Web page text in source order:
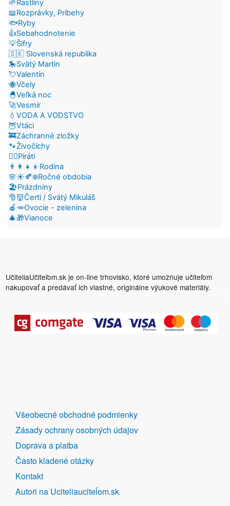
🌱Rastliny
📖Rozprávky, Príbehy
🐟Ryby
👍Sebahodnotenie
💡Šifry
🇸🇰 Slovenská republika
🎠Svätý Martin
💘Valentín
🐝Včely
🐣Veľká noc
🚀Vesmír
💧VODA A VODSTVO
🦉Vtáci
🚒Záchranné zložky
🐾Živočíchy
🏴‍☠️Piráti
👨‍👩‍👧‍👦Rodina
🌸☀️🍂❄️Ročné obdobia
🏖️Prázdniny
🎅👹Čerti / Svätý Mikuláš
🍎🥕Ovocie - zelenina
🎄🎁Vianoce
UčiteliaUčiteľom.sk je on-line trhovisko, ktoré umožňuje učiteľom
nakupovať a predávať ich vlastné, originálne výukové materiály.
DALŠÍ
ODKAZY
Všeobecné obchodné podmienky
Zásady ochrany osobných údajov
Doprava a platba
Často kladené otázky
Kontakt
Autori na Uciteliauciteĺom.sk